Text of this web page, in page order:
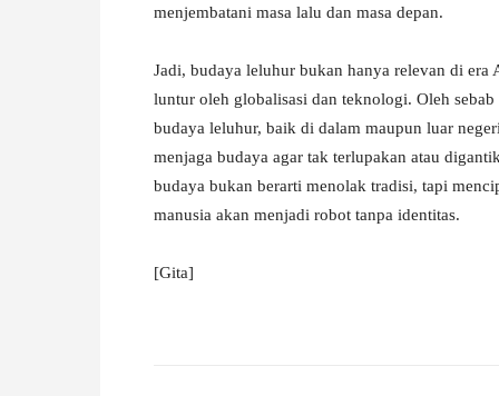
menjembatani masa lalu dan masa depan.
Jadi, budaya leluhur bukan hanya relevan di
luntur oleh globalisasi dan teknologi. Oleh
budaya leluhur, baik di dalam maupun luar
menjaga budaya agar tak terlupakan atau
budaya bukan berarti menolak tradisi, tapi
manusia akan menjadi robot tanpa identitas.
[Gita]